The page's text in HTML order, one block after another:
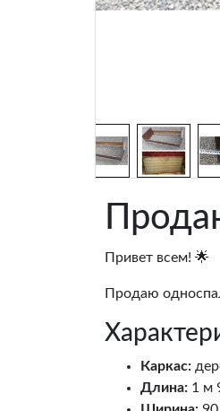
Привет всем! 🌟
Продаю
Каркас:
Длина: 1 м